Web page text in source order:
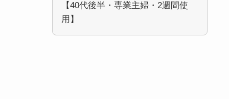
【40代後半・専業主婦・2週間使
用】